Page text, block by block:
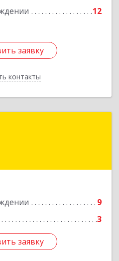
12
заявку
контакты
Подробнее
заявку
9
3
заявку
обл, Ахтубинский р-н,
заявку